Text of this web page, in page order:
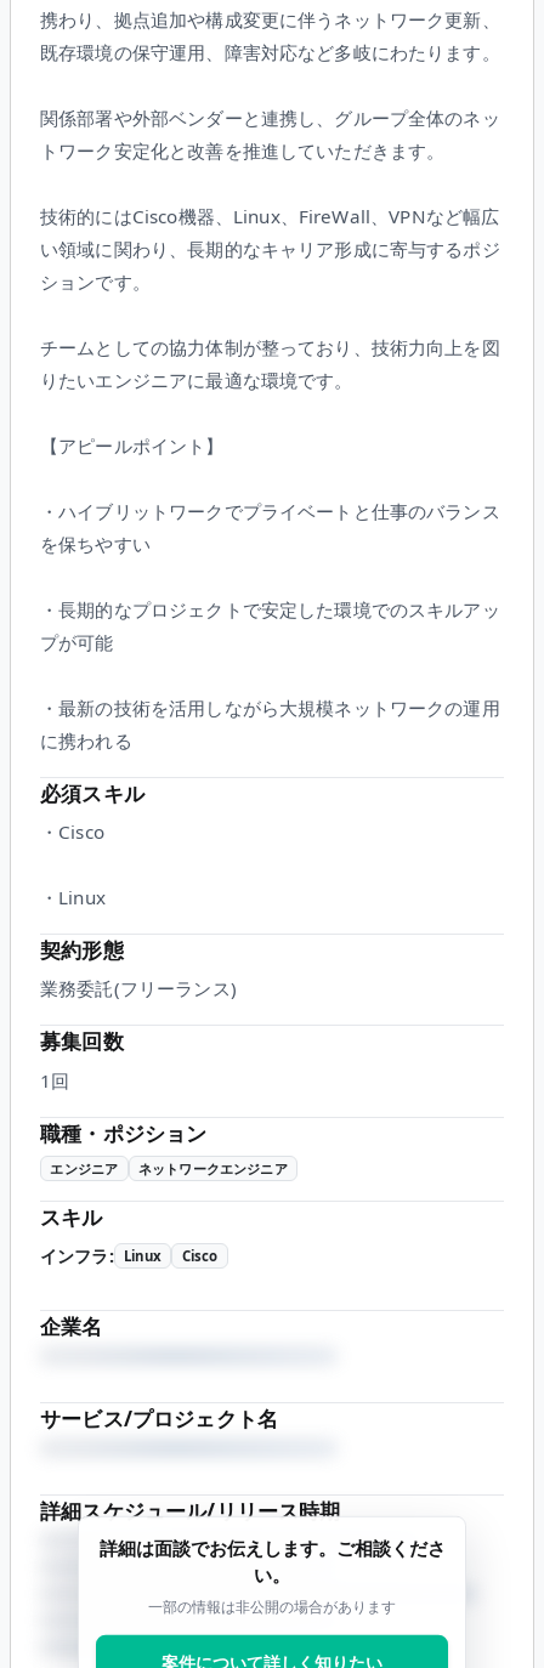
携わり、拠点追加や構成変更に伴うネットワーク更新、
既存環境の保守運用、障害対応など多岐にわたります。
関係部署や外部ベンダーと連携し、グループ全体のネッ
トワーク安定化と改善を推進していただきます。
技術的にはCisco機器、Linux、FireWall、VPNなど幅広
い領域に関わり、長期的なキャリア形成に寄与するポジ
ションです。
チームとしての協力体制が整っており、技術力向上を図
りたいエンジニアに最適な環境です。
【アピールポイント】
・ハイブリットワークでプライベートと仕事のバランス
を保ちやすい
・長期的なプロジェクトで安定した環境でのスキルアッ
プが可能
・最新の技術を活用しながら大規模ネットワークの運用
に携われる
必須スキル
・Cisco
・Linux
契約形態
業務委託(フリーランス)
募集回数
1回
職種・ポジション
エンジニア ネットワークエンジニア
スキル
インフラ: Linux Cisco
企業名
サービス/プロジェクト名
詳細スケジュール/リリース時期
詳細は面談でお伝えします。ご相談くださ
い。
一部の情報は非公開の場合があります
案件について詳しく知りたい